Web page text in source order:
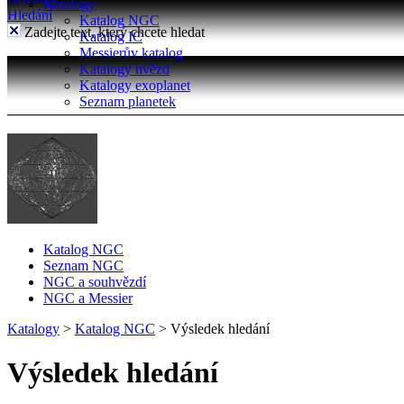
Katalogy
Katalog NGC
Katalog IC
Messierův katalog
Katalogy hvězd
Katalogy exoplanet
Seznam planetek
Hledání
Zadejte text, který chcete hledat
Katalog NGC
Seznam NGC
NGC a souhvězdí
NGC a Messier
Katalogy > Katalog NGC > Výsledek hledání
Výsledek hledání